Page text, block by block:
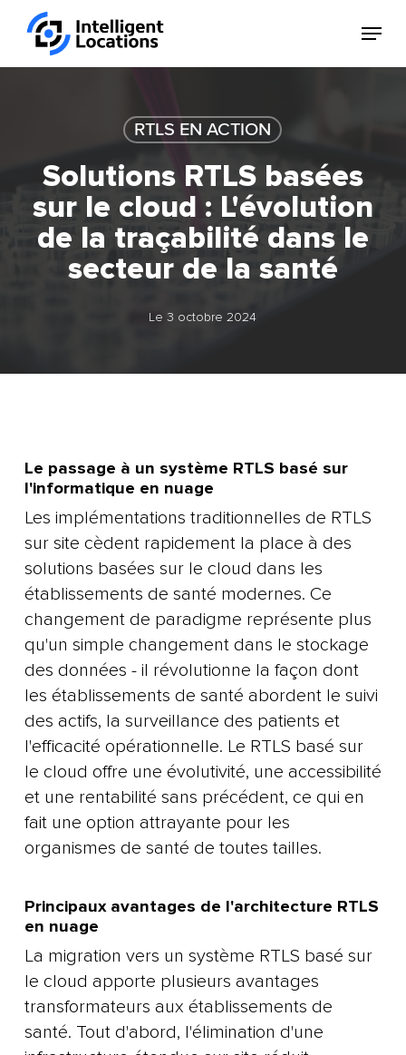
main
Menu
RTLS EN ACTION
Solutions RTLS basées
sur le cloud : L'évolution
de la traçabilité dans le
secteur de la santé
Le 3 octobre 2024
Le passage à un système RTLS basé sur
l'informatique en nuage
Les implémentations traditionnelles de RTLS
sur site cèdent rapidement la place à des
solutions basées sur le cloud dans les
établissements de santé modernes. Ce
changement de paradigme représente plus
qu'un simple changement dans le stockage
des données - il révolutionne la façon dont
les établissements de santé abordent le suivi
des actifs, la surveillance des patients et
l'efficacité opérationnelle. Le RTLS basé sur
le cloud offre une évolutivité, une accessibilité
et une rentabilité sans précédent, ce qui en
fait une option attrayante pour les
organismes de santé de toutes tailles.
Principaux avantages de l'architecture RTLS
en nuage
La migration vers un système RTLS basé sur
le cloud apporte plusieurs avantages
transformateurs aux établissements de
santé. Tout d'abord, l'élimination d'une